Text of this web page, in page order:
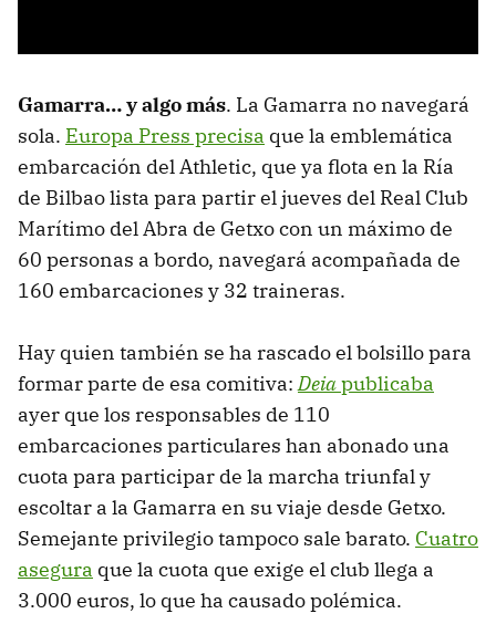
Gamarra… y algo más. La Gamarra no navegará
sola. Europa Press precisa que la emblemática
embarcación del Athletic, que ya flota en la Ría
de Bilbao lista para partir el jueves del Real Club
Marítimo del Abra de Getxo con un máximo de
60 personas a bordo, navegará acompañada de
160 embarcaciones y 32 traineras.
Hay quien también se ha rascado el bolsillo para
formar parte de esa comitiva:Deiapublicaba
ayer que los responsables de 110
embarcaciones particulares han abonado una
cuota para participar de la marcha triunfal y
escoltar a la Gamarra en su viaje desde Getxo.
Semejante privilegio tampoco sale barato. Cuatro
asegura que la cuota que exige el club llega a
3.000 euros, lo que ha causado polémica.